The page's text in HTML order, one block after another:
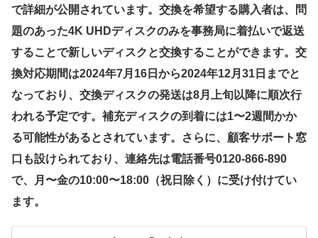
で詳細が公開されています。交換を希望する購入者は、問
題のあった4K UHDディスクのみを事務局に着払いで返送
することで新しいディスクと交換することができます。交
換対応期間は2024年7月16日から2024年12月31日までと
なっており、交換ディスクの発送は8月上旬以降に順次行
われる予定です。補充ディスクの到着には1〜2週間かか
る可能性があるとされています。さらに、顧客サポート窓
口も設けられており、連絡先は電話番号0120-866-890
で、月〜金の10:00〜18:00（祝日除く）に受け付けてい
ます。